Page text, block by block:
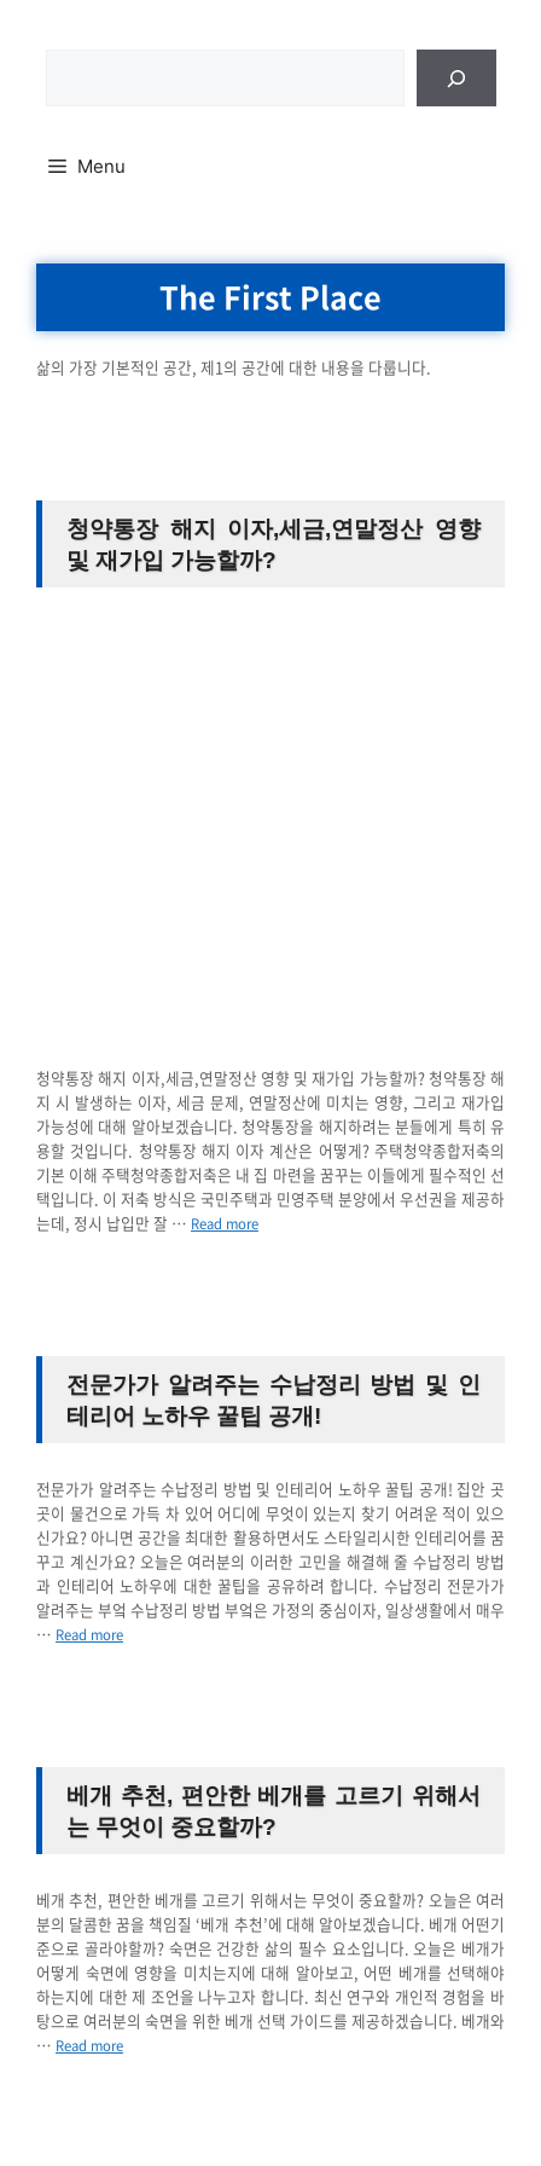
Menu
The First Place
삶의 가장 기본적인 공간, 제1의 공간에 대한 내용을 다룹니다.
청약통장 해지 이자,세금,연말정산 영향
및 재가입 가능할까?
청약통장 해지 이자,세금,연말정산 영향 및 재가입 가능할까? 청약통장 해
지 시 발생하는 이자, 세금 문제, 연말정산에 미치는 영향, 그리고 재가입
가능성에 대해 알아보겠습니다. 청약통장을 해지하려는 분들에게 특히 유
용할 것입니다. 청약통장 해지 이자 계산은 어떻게? 주택청약종합저축의
기본 이해 주택청약종합저축은 내 집 마련을 꿈꾸는 이들에게 필수적인 선
택입니다. 이 저축 방식은 국민주택과 민영주택 분양에서 우선권을 제공하
는데, 정시 납입만 잘 … Read more
전문가가 알려주는 수납정리 방법 및 인
테리어 노하우 꿀팁 공개!
전문가가 알려주는 수납정리 방법 및 인테리어 노하우 꿀팁 공개! 집안 곳
곳이 물건으로 가득 차 있어 어디에 무엇이 있는지 찾기 어려운 적이 있으
신가요? 아니면 공간을 최대한 활용하면서도 스타일리시한 인테리어를 꿈
꾸고 계신가요? 오늘은 여러분의 이러한 고민을 해결해 줄 수납정리 방법
과 인테리어 노하우에 대한 꿀팁을 공유하려 합니다. 수납정리 전문가가
알려주는 부엌 수납정리 방법 부엌은 가정의 중심이자, 일상생활에서 매우
… Read more
베개 추천, 편안한 베개를 고르기 위해서
는 무엇이 중요할까?
베개 추천, 편안한 베개를 고르기 위해서는 무엇이 중요할까? 오늘은 여러
분의 달콤한 꿈을 책임질 ‘베개 추천’에 대해 알아보겠습니다. 베개 어떤기
준으로 골라야할까? 숙면은 건강한 삶의 필수 요소입니다. 오늘은 베개가
어떻게 숙면에 영향을 미치는지에 대해 알아보고, 어떤 베개를 선택해야
하는지에 대한 제 조언을 나누고자 합니다. 최신 연구와 개인적 경험을 바
탕으로 여러분의 숙면을 위한 베개 선택 가이드를 제공하겠습니다. 베개와
… Read more